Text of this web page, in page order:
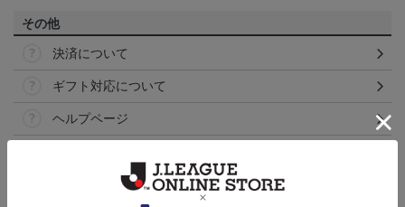
その他
決済について
ギフト対応について
ヘルプページ